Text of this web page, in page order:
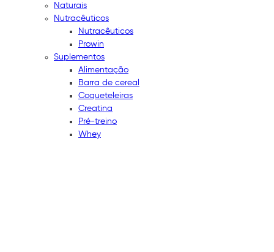
Naturais
Nutracêuticos
Nutracêuticos
Prowin
Suplementos
Alimentação
Barra de cereal
Coqueteleiras
Creatina
Pré-treino
Whey